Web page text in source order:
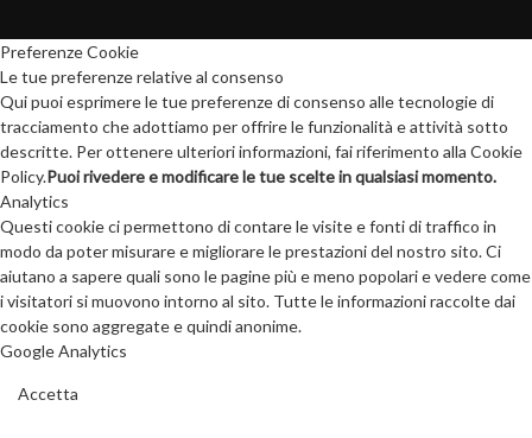
Preferenze Cookie
Le tue preferenze relative al consenso
Qui puoi esprimere le tue preferenze di consenso alle tecnologie di
tracciamento che adottiamo per offrire le funzionalità e attività sotto
descritte. Per ottenere ulteriori informazioni, fai riferimento alla Cookie
Policy.Puoi rivedere e modificare le tue scelte in qualsiasi momento.
Analytics
Questi cookie ci permettono di contare le visite e fonti di traffico in
modo da poter misurare e migliorare le prestazioni del nostro sito. Ci
aiutano a sapere quali sono le pagine più e meno popolari e vedere come
i visitatori si muovono intorno al sito. Tutte le informazioni raccolte dai
cookie sono aggregate e quindi anonime.
Google Analytics
Accetta